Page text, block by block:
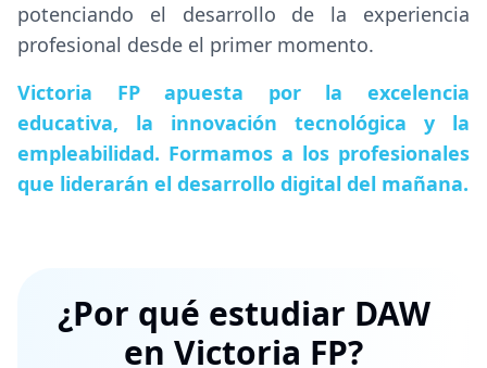
potenciando el desarrollo de la experiencia
profesional desde el primer momento.
Victoria FP apuesta por la excelencia
educativa, la innovación tecnológica y la
empleabilidad. Formamos a los profesionales
que liderarán el desarrollo digital del mañana.
¿Por qué estudiar DAW
en Victoria FP?